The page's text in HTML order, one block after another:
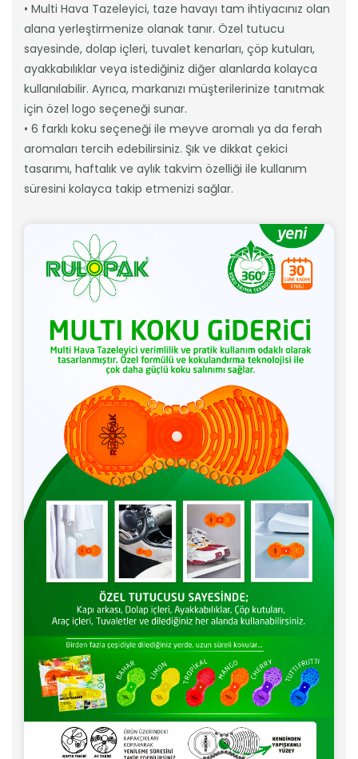
• Multi Hava Tazeleyici, taze havayı tam ihtiyacınız olan
alana yerleştirmenize olanak tanır. Özel tutucu
sayesinde, dolap içleri, tuvalet kenarları, çöp kutuları,
ayakkabılıklar veya istediğiniz diğer alanlarda kolayca
kullanılabilir. Ayrıca, markanızı müşterilerinize tanıtmak
için özel logo seçeneği sunar.
• 6 farklı koku seçeneği ile meyve aromalı ya da ferah
aromaları tercih edebilirsiniz. Şık ve dikkat çekici
tasarımı, haftalık ve aylık takvim özelliği ile kullanım
süresini kolayca takip etmenizi sağlar.